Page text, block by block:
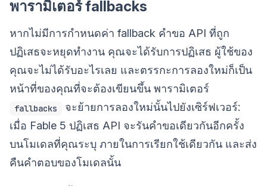
พารามิเตอร์ fallbacks
หากไม่มีการกำหนดค่า fallback คำขอ API ที่ถูก
ปฏิเสธจะหยุดทำงาน คุณจะได้รับการปฏิเสธ ผู้ใช้ของ
คุณจะไม่ได้รับอะไรเลย และตรรกะการลองใหม่ก็เป็น
หน้าที่ของคุณที่จะต้องเขียนขึ้น พารามิเตอร์
fallbacks
จะย้ายการลองใหม่นั้นไปยังเซิร์ฟเวอร์:
เมื่อ Fable 5 ปฏิเสธ API จะรันคำขอเดียวกันอีกครั้ง
บนโมเดลที่คุณระบุ ภายในการเรียกใช้เดียวกัน และส่ง
คืนคำตอบของโมเดลนั้น